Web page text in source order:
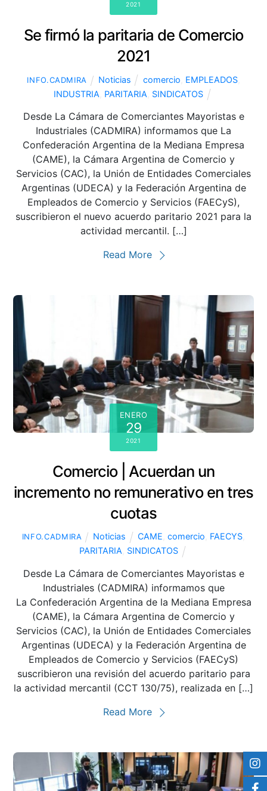
2021
Se firmó la paritaria de Comercio
2021
INFO.CADMIRA Noticias comercio EMPLEADOS,
INDUSTRIA PARITARIA SINDICATOS
Desde La Cámara de Comerciantes Mayoristas e
Industriales (CADMIRA) informamos que La
Confederación Argentina de la Mediana Empresa
(CAME), la Cámara Argentina de Comercio y
Servicios (CAC), la Unión de Entidades Comerciales
Argentinas (UDECA) y la Federación Argentina de
Empleados de Comercio y Servicios (FAECyS),
suscribieron el nuevo acuerdo paritario 2021 para la
actividad mercantil. […]
Read More
ENERO
29
2021
Comercio | Acuerdan un
incremento no remunerativo en tres
cuotas
INFO.CADMIRA Noticias CAME ,comercio FAECYS
PARITARIA SINDICATOS
Desde La Cámara de Comerciantes Mayoristas e
Industriales (CADMIRA) informamos que
La Confederación Argentina de la Mediana Empresa
(CAME), la Cámara Argentina de Comercio y
Servicios (CAC), la Unión de Entidades Comerciales
Argentinas (UDECA) y la Federación Argentina de
Empleados de Comercio y Servicios (FAECyS)
suscribieron una revisión del acuerdo paritario para
la actividad mercantil (CCT 130/75), realizada en […]
Read More